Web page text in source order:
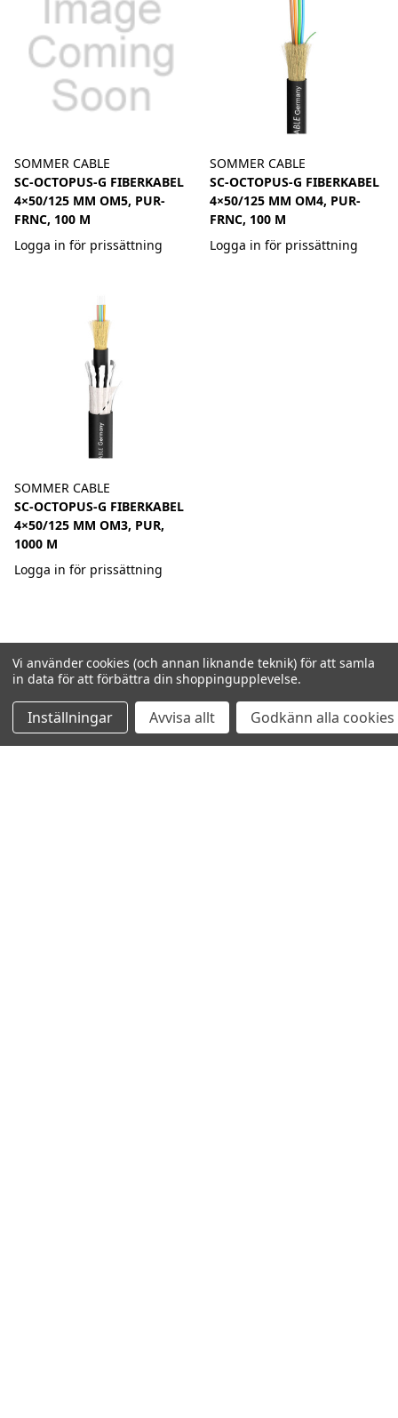
SOMMER CABLE
SC-OCTOPUS-G FIBERKABEL
4×50/125 ΜM OM5, PUR-
FRNC, 100 M
Logga in för prissättning
SOMMER CABLE
SC-OCTOPUS-G FIBERKABEL
4×50/125 ΜM OM4, PUR-
FRNC, 100 M
Logga in för prissättning
SOMMER CABLE
SC-OCTOPUS-G FIBERKABEL
4×50/125 ΜM OM3, PUR,
1000 M
Logga in för prissättning
VISAR21AV21
Vi använder cookies (och annan liknande teknik) för att samla
in data för att förbättra din shoppingupplevelse.
Inställningar Avvisa allt Godkänn alla cookies